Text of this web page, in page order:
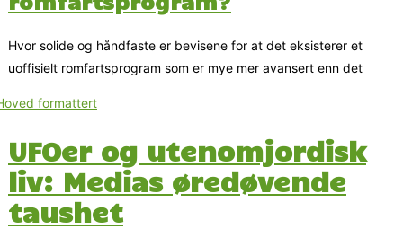
Hvor solide og håndfaste er bevisene for at det eksisterer et
uoffisielt romfartsprogram som er mye mer avansert enn det
UFOer og utenomjordisk
liv: Medias øredøvende
taushet